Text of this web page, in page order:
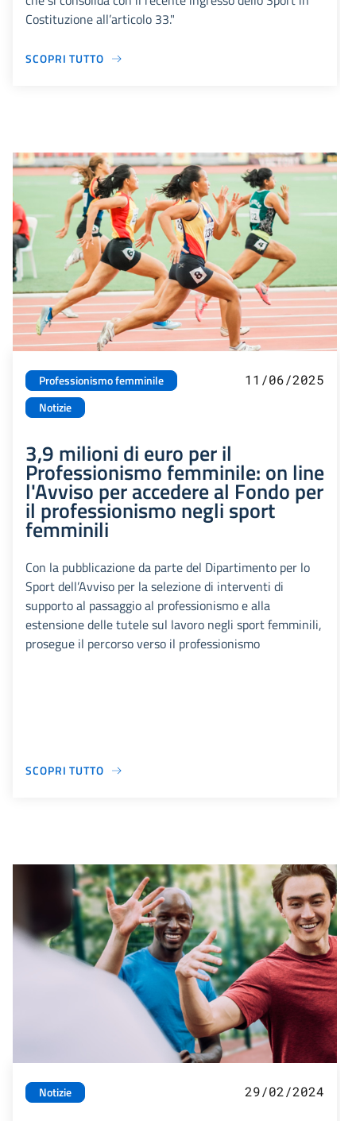
Costituzione all’articolo 33."
SCOPRI TUTTO
Professionismo femminile
Notizie
11/06/2025
3,9 milioni di euro per il
Professionismo femminile: on line
l'Avviso per accedere al Fondo per
il professionismo negli sport
femminili
Con la pubblicazione da parte del Dipartimento per lo
Sport dell’Avviso per la selezione di interventi di
supporto al passaggio al professionismo e alla
estensione delle tutele sul lavoro negli sport femminili,
prosegue il percorso verso il professionismo
SCOPRI TUTTO
Notizie 29/02/2024